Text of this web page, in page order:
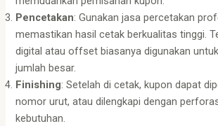
Pencetakan: Gunakan jasa percetakan
memastikan hasil cetak berkualitas tinggi.
digital atau offset biasanya digunakan
jumlah besar.
Finishing: Setelah di cetak, kupon dapat
nomor urut, atau dilengkapi dengan
kebutuhan.